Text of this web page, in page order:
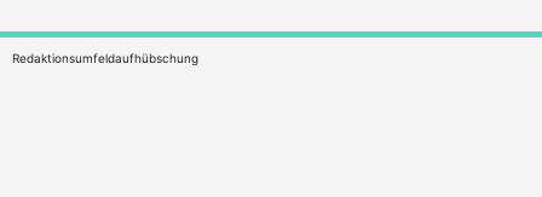
Redaktionsumfeldaufhübschung